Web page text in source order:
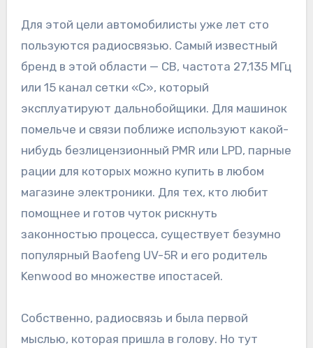
Для этой цели автомобилисты уже лет сто
пользуются радиосвязью. Самый известный
бренд в этой области — CB, частота 27,135 МГц
или 15 канал сетки «С», который
эксплуатируют дальнобойщики. Для машинок
помельче и связи поближе используют какой-
нибудь безлицензионный PMR или LPD, парные
рации для которых можно купить в любом
магазине электроники. Для тех, кто любит
помощнее и готов чуток рискнуть
законностью процесса, существует безумно
популярный Baofeng UV-5R и его родитель
Kenwood во множестве ипостасей.
Собственно, радиосвязь и была первой
мыслью, которая пришла в голову. Но тут